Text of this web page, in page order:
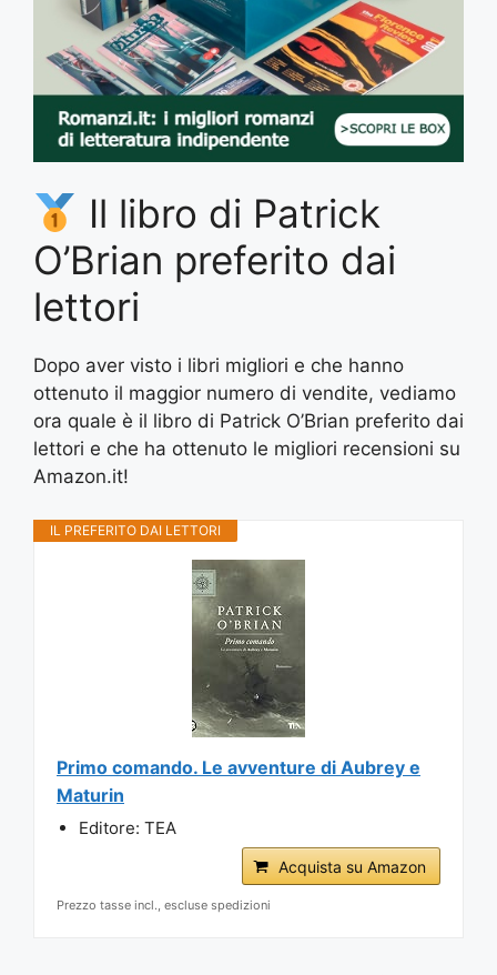
Il libro di Patrick
O’Brian preferito dai
lettori
Dopo aver visto i libri migliori e che hanno
ottenuto il maggior numero di vendite, vediamo
ora quale è il libro di Patrick O’Brian preferito dai
lettori e che ha ottenuto le migliori recensioni su
Amazon.it!
IL PREFERITO DAI LETTORI
Primo comando. Le avventure di Aubrey e
Maturin
Editore: TEA
Acquista su Amazon
Prezzo tasse incl., escluse spedizioni